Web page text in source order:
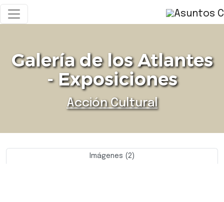
Galería de los Atlantes
- Exposiciones
Acción Cultural
Imágenes (2)